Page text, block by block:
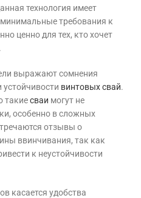
технология имеет
требования к
ценно для тех, кто хочет
выражают сомнения
устойчивости винтовых свай.
такиесваи могут не
особенно в сложных
отзывы о
ввинчивания, так как
к неустойчивости
касается удобства